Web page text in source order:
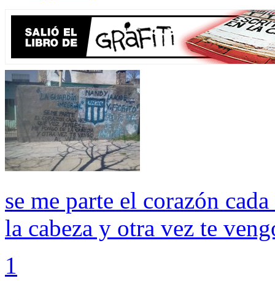
se me parte el corazón
la cabeza y otra vez te
1